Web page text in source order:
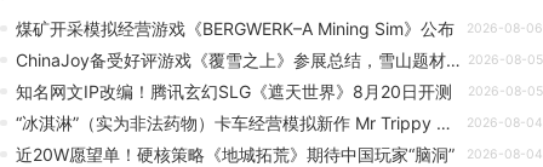
煤矿开采模拟经营游戏《BERGWERK–A Mining Sim》公布 2026-08-06
ChinaJoy备受好评游戏《覆雪之上》参展总结，雪山题材叙事向经营模拟获得玩家好评！ 2026-08-05
知名网文IP改编！腾讯玄幻SLG《遮天世界》8月20日开测 2026-08-05
“冰淇淋”（实为非法药物）卡车经营模拟新作 Mr Trippy 宣布登陆PC平台 2026-08-04
近20W愿望单！硬核策略《地城拓荒》期待中国玩家“脑洞” 2026-08-04